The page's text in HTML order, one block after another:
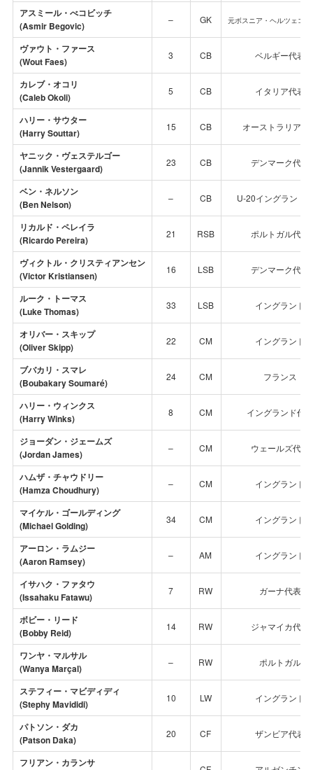
アスミール・べコビッチ
(Asmir Begovic)
– GK 元ボスニア・ヘルツェゴ
ヴァウト・ファース
(Wout Faes)
3 CB ベルギー代表
カレブ・オコリ
(Caleb Okoli)
5 CB イタリア代表
ハリー・サウター
(Harry Souttar)
15 CB オーストラリア代
ヤニック・ヴェステルゴー
(Jannik Vestergaard)
23 CB デンマーク代表
ベン・ネルソン
(Ben Nelson)
– CB U-20イングランド
リカルド・ペレイラ
(Ricardo Pereira)
21 RSB ポルトガル代表
ヴィクトル・クリスティアンセン
(Victor Kristiansen)
16 LSB デンマーク代表
ルーク・トーマス
(Luke Thomas)
33 LSB イングランド
オリバー・スキップ
(Oliver Skipp)
22 CM イングランド
ブバカリ・スマレ
(Boubakary Soumaré)
24 CM フランス
ハリー・ウィンクス
(Harry Winks)
8 CM イングランド代表
ジョーダン・ジェームズ
(Jordan James)
– CM ウェールズ代表
ハムザ・チャウドリー
(Hamza Choudhury)
– CM イングランド
マイケル・ゴールディング
(Michael Golding)
34 CM イングランド
アーロン・ラムジー
(Aaron Ramsey)
– AM イングランド
イサハク・ファタウ
(Issahaku Fatawu)
7 RW ガーナ代表
ボビー・リード
(Bobby Reid)
14 RW ジャマイカ代表
ワンヤ・マルサル
(Wanya Marçal)
– RW ポルトガル
ステフィー・マビディディ
(Stephy Mavididi)
10 LW イングランド
パトソン・ダカ
(Patson Daka)
20 CF ザンビア代表
フリアン・カランサ